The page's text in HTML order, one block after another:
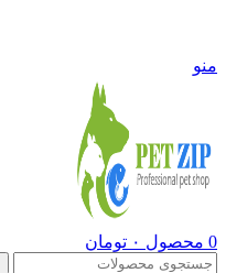
منو
0 محصول ۰ تومان